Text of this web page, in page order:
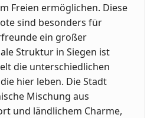
Freien ermöglichen. Diese
sind besonders für
ein großer
Struktur in Siegen ist
die unterschiedlichen
hier leben. Die Stadt
Mischung aus
und ländlichem Charme,